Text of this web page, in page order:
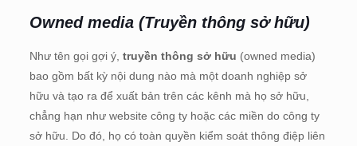
Owned media (Truyền thông sở hữu)
Như tên gọi gợi ý, truyền thông sở hữu (owned media)
bao gồm bất kỳ nội dung nào mà một doanh nghiệp sở
hữu và tạo ra để xuất bản trên các kênh mà họ sở hữu,
chẳng hạn như website công ty hoặc các miền do công ty
sở hữu. Do đó, họ có toàn quyền kiểm soát thông điệp liên